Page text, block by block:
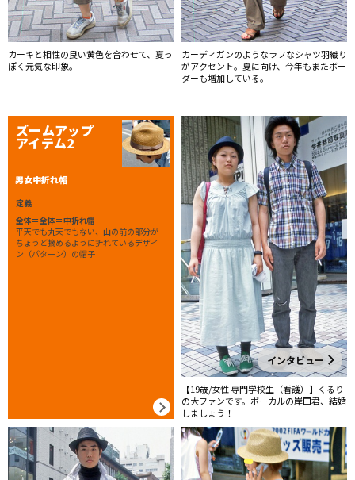
カーキと相性の良い黄色を合わせて、夏っ
ぽく元気な印象。
カーディガンのようなラフなシャツ羽織り
がアクセント。夏に向け、今年もまたボー
ダーも増加している。
ズームアップ
アイテム2
男女中折れ帽
定義
全体＝全体＝中折れ帽
平天でも丸天でもない、山の前の部分が
ちょうど摘めるように折れているデザイ
ン（パターン）の帽子
インタビュー
【19歳/女性 専門学校生（看護）】くるり
の大ファンです。ボーカルの岸田君、結婚
しましょう！